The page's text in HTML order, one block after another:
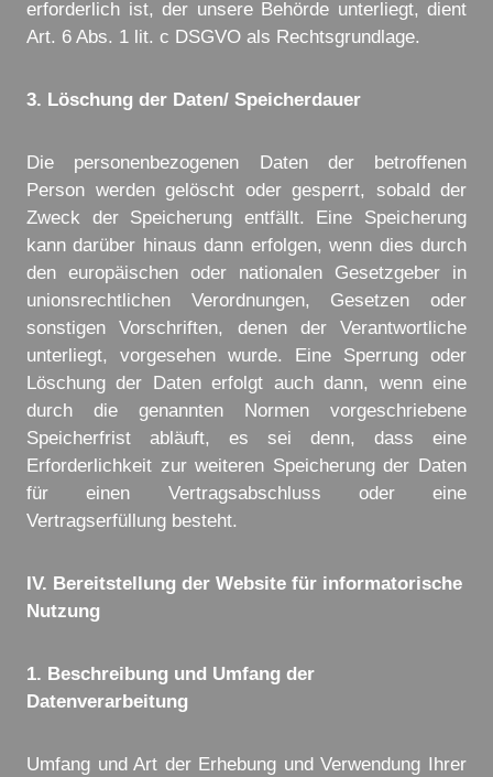
erforderlich ist, der unsere Behörde unterliegt, dient
Art. 6 Abs. 1 lit. c DSGVO als Rechtsgrundlage.
3. Löschung der Daten/ Speicherdauer
Die personenbezogenen Daten der betroffenen
Person werden gelöscht oder gesperrt, sobald der
Zweck der Speicherung entfällt. Eine Speicherung
kann darüber hinaus dann erfolgen, wenn dies durch
den europäischen oder nationalen Gesetzgeber in
unionsrechtlichen Verordnungen, Gesetzen oder
sonstigen Vorschriften, denen der Verantwortliche
unterliegt, vorgesehen wurde. Eine Sperrung oder
Löschung der Daten erfolgt auch dann, wenn eine
durch die genannten Normen vorgeschriebene
Speicherfrist abläuft, es sei denn, dass eine
Erforderlichkeit zur weiteren Speicherung der Daten
für einen Vertragsabschluss oder eine
Vertragserfüllung besteht.
IV. Bereitstellung der Website für informatorische
Nutzung
1. Beschreibung und Umfang der
Datenverarbeitung
Umfang und Art der Erhebung und Verwendung Ihrer